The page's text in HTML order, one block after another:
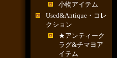
小物アイテム
Used&Antique・コレ
クション
★アンティーク
ラグ&チマヨア
イテム